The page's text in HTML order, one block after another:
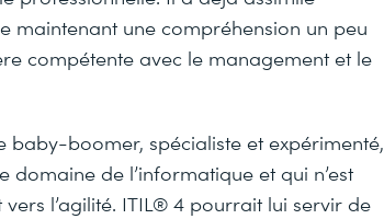
maintenant une compréhension un peu
compétente avec le management et le
baby-boomer, spécialiste et expérimenté,
de l’informatique et qui n’est
l’agilité. ITIL® 4 pourrait lui servir de